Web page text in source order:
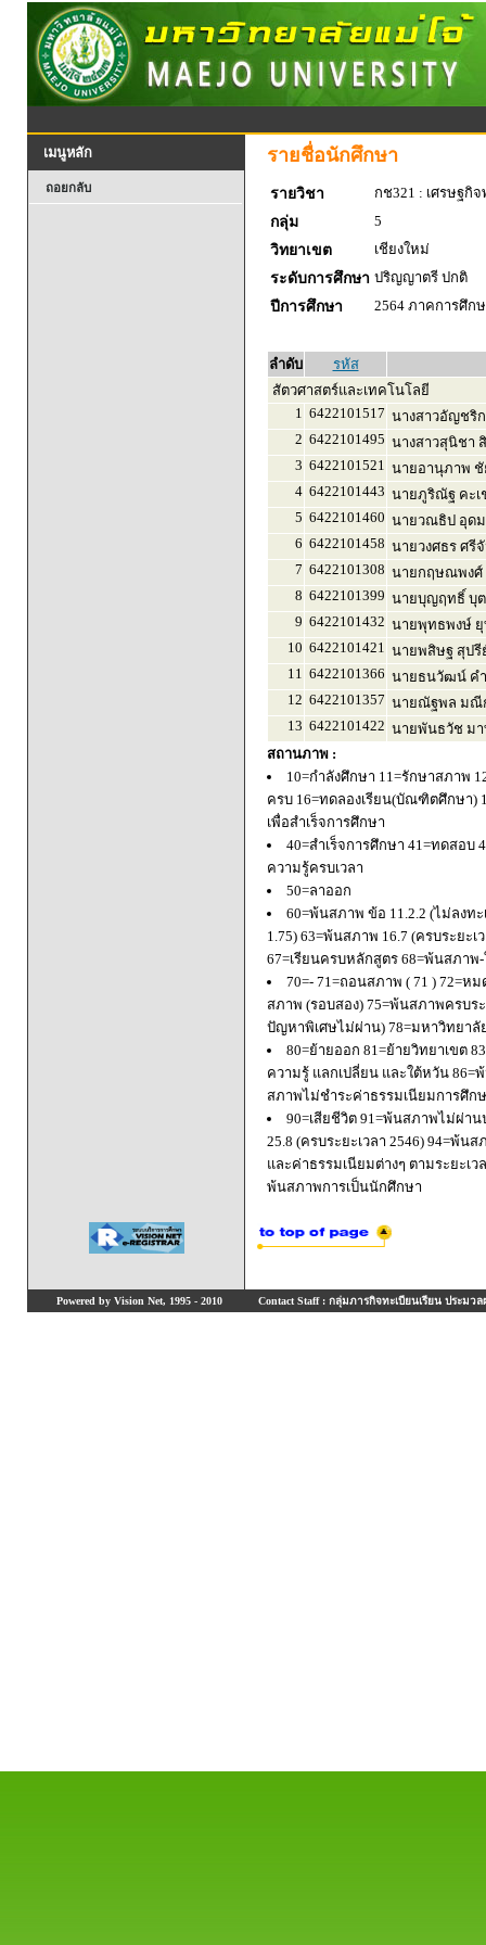
เมนูหลัก
ถอยกลับ
รายชื่อนักศึกษา
รายวิชา
กช321 : เศรษฐกิ
กลุ่ม
5
วิทยาเขต
เชียงใหม่
ระดับการศึกษา ปริญญาตรี ปกติ
ปีการศึกษา
2564 ภาคการศึก
ลำดับ
รหัส
สัตวศาสตร์และเทคโนโลยี
1 6422101517 นางสาวอัญชริ
2 6422101495 นางสาวสุนิชา
3 6422101521 นายอานุภาพ
4 6422101443 นายภูริณัฐ คะ
5 6422101460 นายวณธิป อุด
6 6422101458 นายวงศธร ศรี
7 6422101308 นายกฤษณพงศ์
8 6422101399 นายบุญฤทธิ์ บุต
9 6422101432 นายพุทธพงษ์
10 6422101421 นายพสิษฐ สุป
11 6422101366 นายธนวัฒน์ ค
12 6422101357 นายณัฐพล มณี
13 6422101422 นายพันธวัช ม
สถานภาพ :
10=กำลังศึกษา 11=รักษาสภาพ
ครบ 16=ทดลองเรียน(บัณฑิตศึกษา)
เพื่อสำเร็จการศึกษา
40=สำเร็จการศึกษา 41=ทดสอบ
ความรู้ครบเวลา
50=ลาออก
60=พ้นสภาพ ข้อ 11.2.2 (ไม่ลงท
1.75) 63=พ้นสภาพ 16.7 (ครบระยะ
67=เรียนครบหลักสูตร 68=พ้นสภา
70=- 71=ถอนสภาพ ( 71 ) 72=
สภาพ (รอบสอง) 75=พ้นสภาพครบ
ปัญหาพิเศษไม่ผ่าน) 78=มหาวิทยา
80=ย้ายออก 81=ย้ายวิทยาเขต
ความรู้ แลกเปลี่ยน และใต้หวัน
สภาพไม่ชำระค่าธรรมเนียมการศึก
90=เสียชีวิต 91=พ้นสภาพไม่ผ่า
25.8 (ครบระยะเวลา 2546) 94=พ้
และค่าธรรมเนียมต่างๆ ตามระยะเ
พ้นสภาพการเป็นนักศึกษา
Powered by Vision Net, 1995 - 2010 Contact Staff : กลุ่มภารกิจทะเบียนเรียน ประมวล